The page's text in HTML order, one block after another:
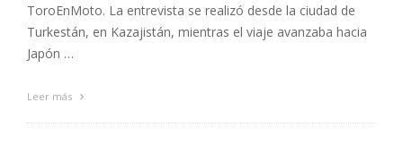
ToroEnMoto. La entrevista se realizó desde la ciudad de
Turkestán, en Kazajistán, mientras el viaje avanzaba hacia
Japón …
Leer más